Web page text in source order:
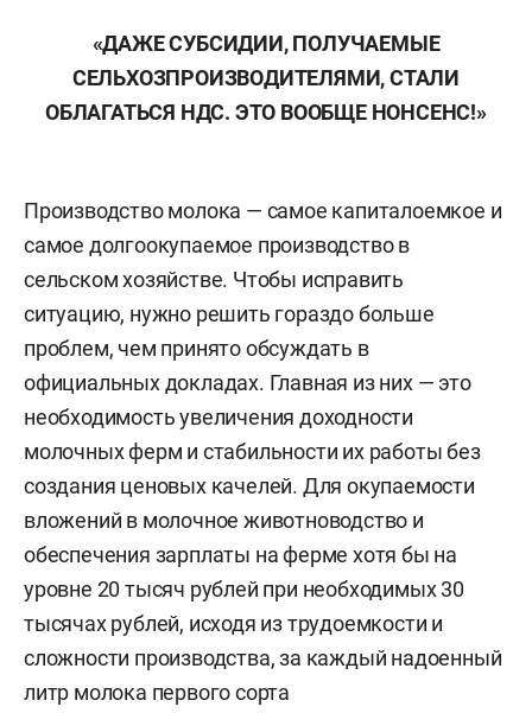
«ДАЖЕ СУБСИДИИ, ПОЛУЧАЕМЫЕ
СЕЛЬХОЗПРОИЗВОДИТЕЛЯМИ, СТАЛИ
ОБЛАГАТЬСЯ НДС. ЭТО ВООБЩЕ НОНСЕНС!»
Производство молока — самое капиталоемкое и
самое долгоокупаемое производство в
сельском хозяйстве. Чтобы исправить
ситуацию, нужно решить гораздо больше
проблем, чем принято обсуждать в
официальных докладах. Главная из них — это
необходимость увеличения доходности
молочных ферм и стабильности их работы без
создания ценовых качелей. Для окупаемости
вложений в молочное животноводство и
обеспечения зарплаты на ферме хотя бы на
уровне 20 тысяч рублей при необходимых 30
тысячах рублей, исходя из трудоемкости и
сложности производства, за каждый надоенный
литр молока первого сорта